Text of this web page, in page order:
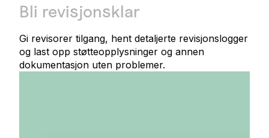
Bli revisjonsklar
Gi revisorer tilgang, hent detaljerte revisjonslogger
og last opp støtteopplysninger og annen
dokumentasjon uten problemer.